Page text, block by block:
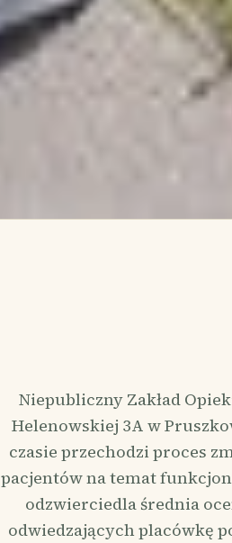
Niepubliczny Zakład
Helenowskiej 3A w
czasie przechodzi proces
pacjentów na temat
odzwierciedla średnia
odwiedzających placówkę